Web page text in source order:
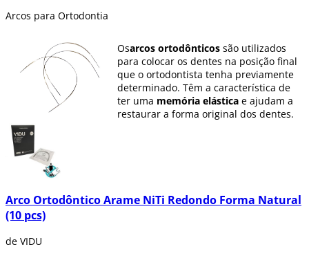
Arcos para Ortodontia
Osarcos ortodônticos são utilizados
para colocar os dentes na posição final
que o ortodontista tenha previamente
determinado. Têm a característica de
ter uma memória elástica e ajudam a
restaurar a forma original dos dentes.
Arcos finos.
Arco Ortodôntico Arame NiTi Redondo Forma Natural
(10 pcs)
de VIDU